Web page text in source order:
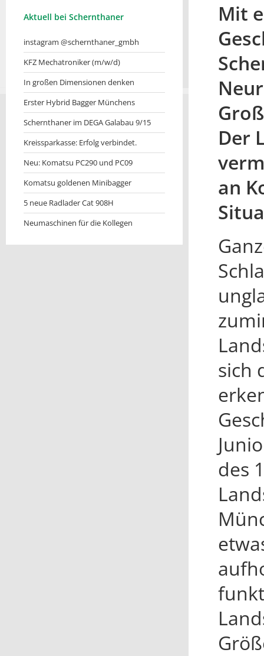
Aktuell bei Schernthaner
instagram @schernthaner_gmbh
KFZ Mechatroniker (m/w/d)
In großen Dimensionen denken
Erster Hybrid Bagger Münchens
Schernthaner im DEGA Galabau 9/15
Kreissparkasse: Erfolg verbindet.
Neu: Komatsu PC290 und PC09
Komatsu goldenen Minibagger
5 neue Radlader Cat 908H
Neumaschinen für die Kollegen
Mit
Der
an
sich
des